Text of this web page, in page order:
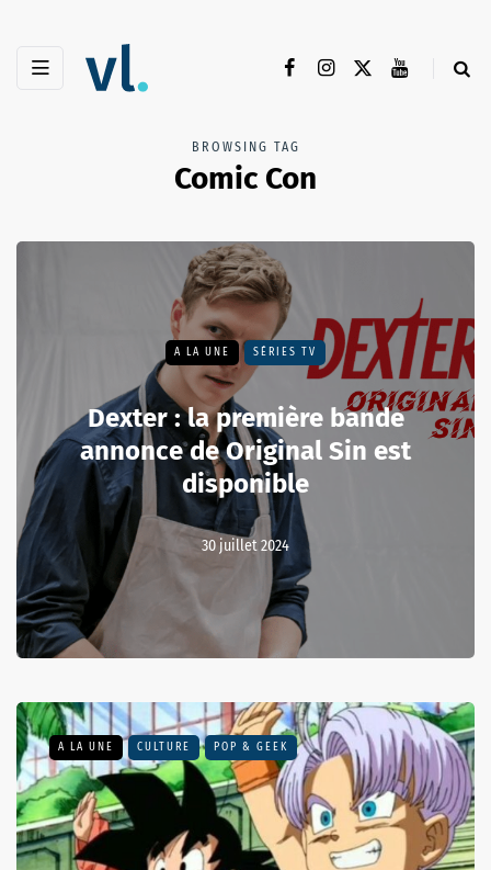
BROWSING TAG
Comic Con
A LA UNE SÉRIES TV
Dexter : la première bande
annonce de Original Sin est
disponible
30 juillet 2024
A LA UNE CULTURE POP & GEEK